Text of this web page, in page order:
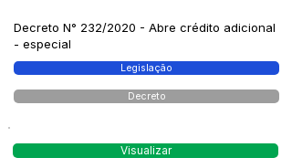
Decreto N° 232/2020 - Abre crédito adicional
- especial
Legislação
Decreto
Visualizar